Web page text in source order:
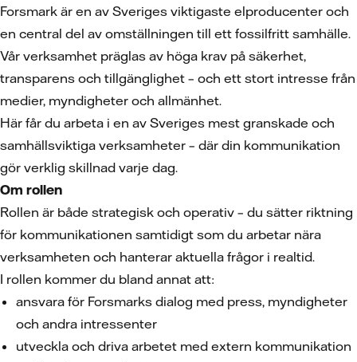
Forsmark är en av Sveriges viktigaste elproducenter och
en central del av omställningen till ett fossilfritt samhälle.
Vår verksamhet präglas av höga krav på säkerhet,
transparens och tillgänglighet – och ett stort intresse från
medier, myndigheter och allmänhet.
Här får du arbeta i en av Sveriges mest granskade och
samhällsviktiga verksamheter – där din kommunikation
gör verklig skillnad varje dag.
Om rollen
Rollen är både strategisk och operativ – du sätter riktning
för kommunikationen samtidigt som du arbetar nära
verksamheten och hanterar aktuella frågor i realtid.
I rollen kommer du bland annat att:
ansvara för Forsmarks dialog med press, myndigheter
och andra intressenter
utveckla och driva arbetet med extern kommunikation